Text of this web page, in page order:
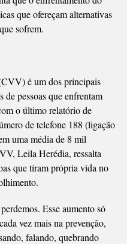
que ofereçam alternativas
sofrem.
é um dos principais
de pessoas que enfrentam
o último relatório de
de telefone 188 (ligação
uma média de 8 mil
Leila Herédia, ressalta
que tiram própria vida no
Esse aumento só
vez mais na prevenção,
falando, quebrando